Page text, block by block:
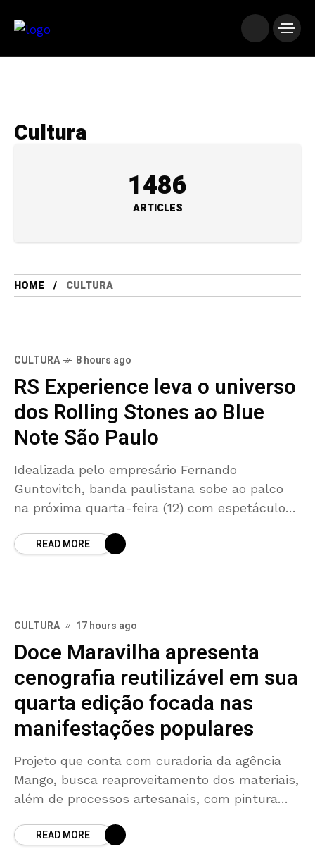
Cultura
1486
ARTICLES
HOME CULTURA
CULTURA 8 hours ago
RS Experience leva o universo
dos Rolling Stones ao Blue
Note São Paulo
Idealizada pelo empresário Fernando
Guntovitch, banda paulistana sobe ao palco
na próxima quarta-feira (12) com espetáculo
história do rock A contagem regressiva
READ MORE
CULTURA 17 hours ago
Doce Maravilha apresenta
cenografia reutilizável em sua
quarta edição focada nas
manifestações populares
Projeto que conta com curadoria da agência
Mango, busca reaproveitamento dos materiais,
além de processos artesanais, com pintura
acabamento feitos por diferentes profissionais
READ MORE